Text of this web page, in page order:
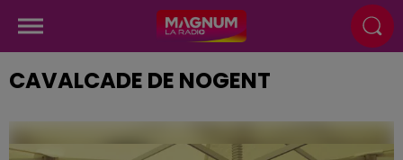
CAVALCADE DE NOGENT